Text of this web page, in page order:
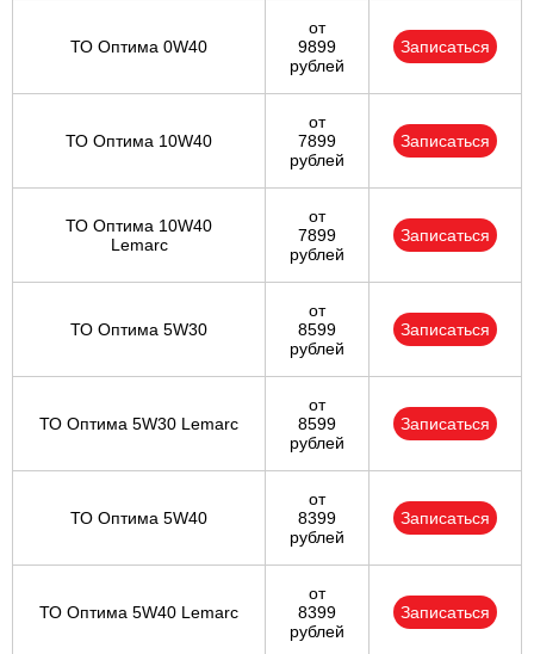
ТО Оптима 0W40
от
9899
рублей
Записаться
ТО Оптима 10W40
от
7899
рублей
Записаться
ТО Оптима 10W40
Lemarc
от
7899
рублей
Записаться
ТО Оптима 5W30
от
8599
рублей
Записаться
ТО Оптима 5W30 Lemarc
от
8599
рублей
Записаться
ТО Оптима 5W40
от
8399
рублей
Записаться
ТО Оптима 5W40 Lemarc
от
8399
рублей
Записаться